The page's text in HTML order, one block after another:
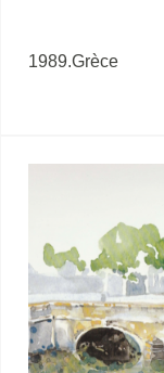
1989.Grèce